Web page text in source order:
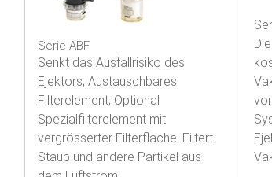
Serie ABF
Senkt das Ausfallrisiko des
Ejektors; Austauschbares
Filterelement; Optional
Spezialfilterelement mit
vergrösserter Filterflache. Filtert
Staub und andere Partikel aus